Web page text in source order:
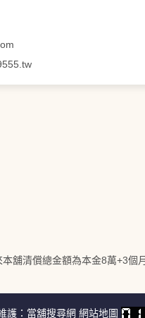
舖清償總金額為本金8萬+3個
護： 當舖搜尋網 網站地圖